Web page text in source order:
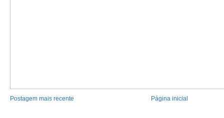
Postagem mais recente Página inicial